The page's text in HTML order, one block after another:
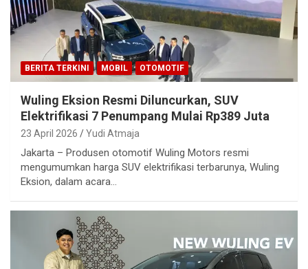
BERITA TERKINI MOBIL OTOMOTIF
Wuling Eksion Resmi Diluncurkan, SUV
Elektrifikasi 7 Penumpang Mulai Rp389 Juta
23 April 2026 Yudi Atmaja
Jakarta – Produsen otomotif Wuling Motors resmi
mengumumkan harga SUV elektrifikasi terbarunya, Wuling
Eksion, dalam acara…